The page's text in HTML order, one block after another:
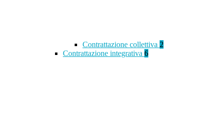
Contrattazione collettiva 2
Contrattazione integrativa 6